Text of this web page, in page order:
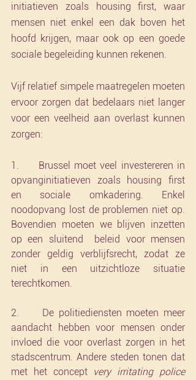
initiatieven zoals housing first, waar
mensen niet enkel een dak boven het
hoofd krijgen, maar ook op een goede
sociale begeleiding kunnen rekenen.
Vijf relatief simpele maatregelen moeten
ervoor zorgen dat bedelaars niet langer
voor een veelheid aan overlast kunnen
zorgen:
1.     Brussel moet veel investereren in
opvanginitiatieven zoals housing first
en sociale omkadering. Enkel
noodopvang lost de problemen niet op.
Bovendien moeten we blijven inzetten
op een sluitend  beleid voor mensen
zonder geldig verblijfsrecht, zodat ze
niet in een uitzichtloze situatie
terechtkomen.
2.     De politiediensten moeten meer
aandacht hebben voor mensen onder
invloed die voor overlast zorgen in het
stadscentrum. Andere steden tonen dat
met het concept
very irritating police